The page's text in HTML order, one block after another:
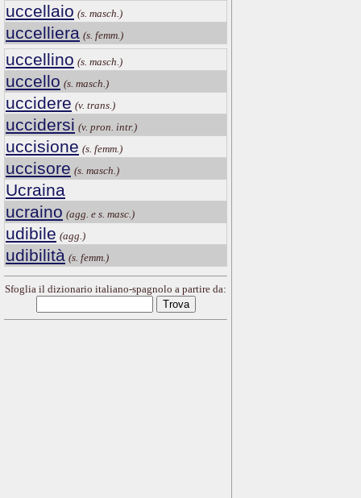
uccellaio (s. masch.)
uccelliera (s. femm.)
uccellino (s. masch.)
uccello (s. masch.)
uccidere (v. trans.)
uccidersi (v. pron. intr.)
uccisione (s. femm.)
uccisore (s. masch.)
Ucraina
ucraino (agg. e s. masc.)
udibile (agg.)
udibilità (s. femm.)
Sfoglia il dizionario italiano-spagnolo a partire da: